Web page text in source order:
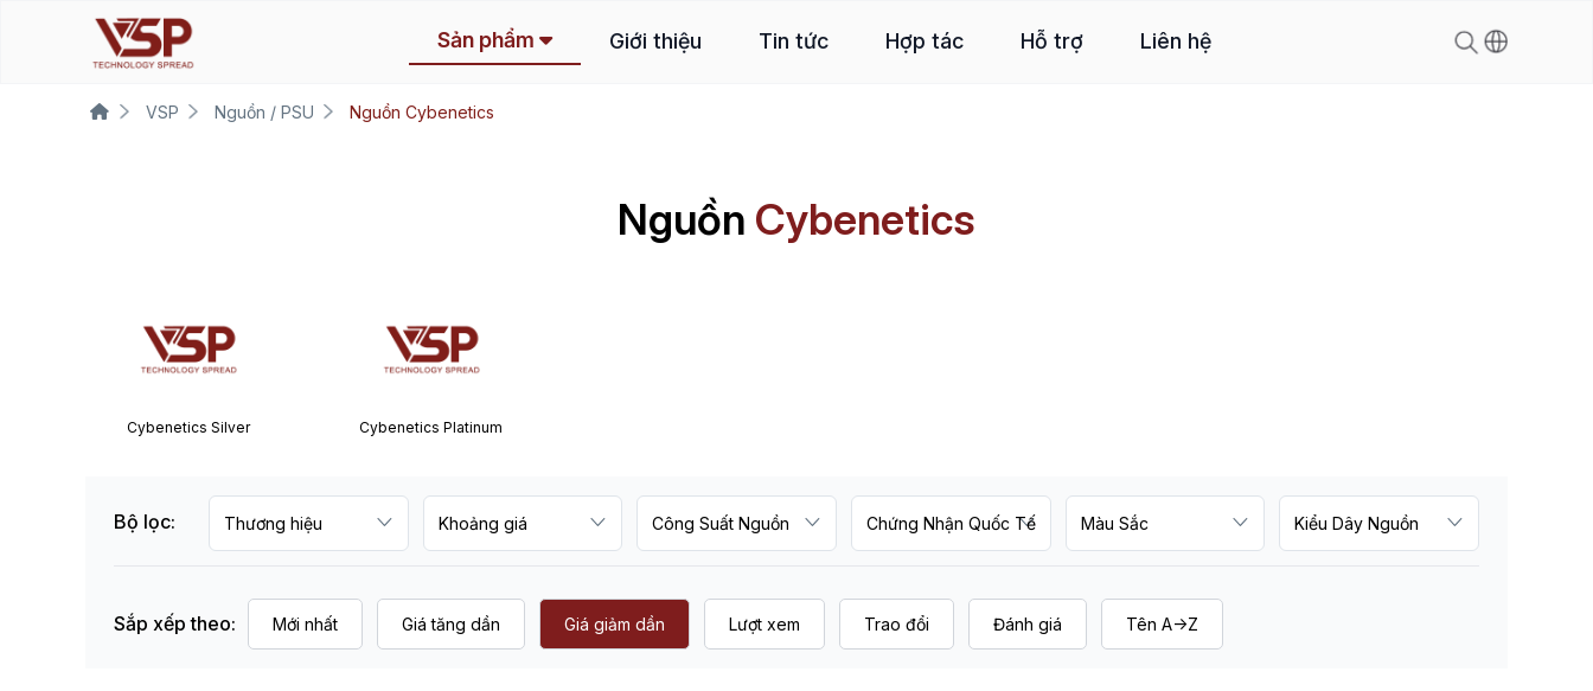
Sản phẩm Giới thiệu Tin tức Hợp tác Hỗ trợ Liên hệ
VSP Nguồn / PSU Nguồn Cybenetics
Nguồn Cybenetics
Cybenetics Silver Cybenetics Platinum
Bộ lọc:
Sắp xếp theo: Mới nhất Giá tăng dần Giá giảm dần Lượt xem Trao đổi Đánh giá Tên A->Z